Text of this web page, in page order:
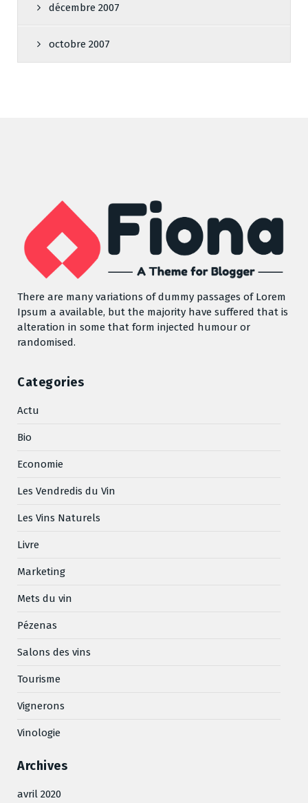
décembre 2007
octobre 2007
There are many variations of dummy passages of Lorem
Ipsum a available, but the majority have suffered that is
alteration in some that form injected humour or
randomised.
Categories
Actu
Bio
Economie
Les Vendredis du Vin
Les Vins Naturels
Livre
Marketing
Mets du vin
Pézenas
Salons des vins
Tourisme
Vignerons
Vinologie
Archives
avril 2020